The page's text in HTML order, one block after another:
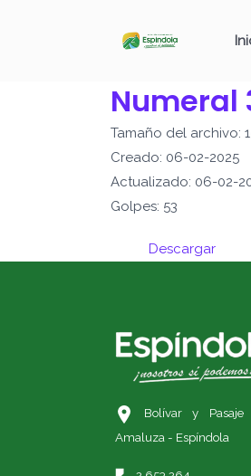
Tamaño del archivo:
Creado: 06-02-2025
Actualizado: 06-02-
Golpes: 53
Descargar
Bolívar y Pasaje
Amaluza - Espíndola